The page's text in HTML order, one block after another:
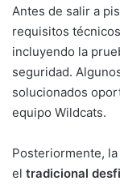
Antes de salir a
requisitos
incluyendo la
seguridad.
solucionados
equipo Wildcats.
Posteriormente,
el tradicional